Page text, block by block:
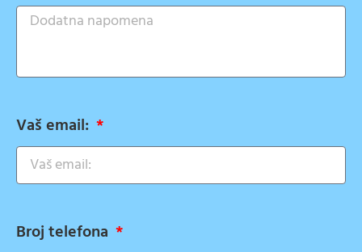
Vaš email:
Broj telefona